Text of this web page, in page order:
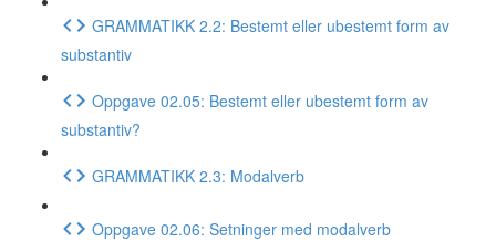
GRAMMATIKK 2.2: Bestemt eller ubestemt form av
substantiv
Oppgave 02.05: Bestemt eller ubestemt form av
substantiv?
GRAMMATIKK 2.3: Modalverb
Oppgave 02.06: Setninger med modalverb